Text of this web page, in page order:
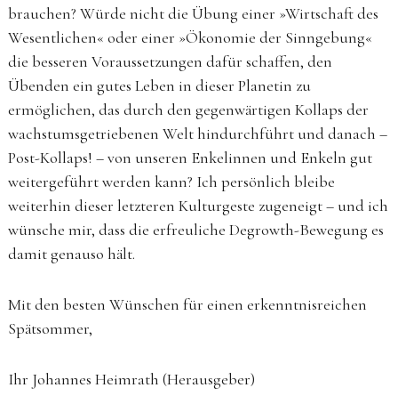
brauchen? Würde nicht die Übung einer »Wirtschaft des
Wesentlichen« oder einer »Ökonomie der Sinngebung«
die besseren Voraussetzungen dafür schaffen, den
Übenden ein gutes Leben in dieser Planetin zu
ermöglichen, das durch den gegenwärtigen Kollaps der
wachstumsgetriebenen Welt hindurchführt und danach –
Post-Kollaps! – von unseren Enkelinnen und Enkeln gut
weitergeführt werden kann? Ich persönlich bleibe
weiterhin dieser letzteren Kulturgeste zugeneigt – und ich
wünsche mir, dass die erfreuliche Degrowth-Bewegung es
damit genauso hält.
Mit den besten Wünschen für einen erkenntnisreichen
Spätsommer,
Ihr Johannes Heimrath (Herausgeber)